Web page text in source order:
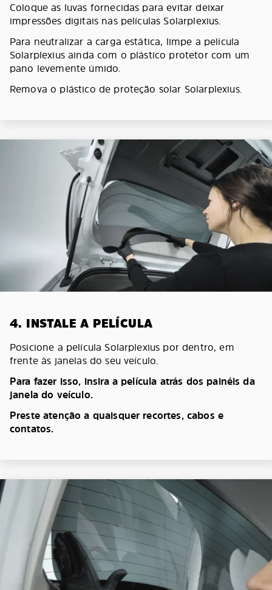
Coloque as luvas fornecidas para evitar deixar
impressões digitais nas películas Solarplexius.
Para neutralizar a carga estática, limpe a película
Solarplexius ainda com o plástico protetor com um
pano levemente úmido.
Remova o plástico de proteção solar Solarplexius.
4. INSTALE A PELÍCULA
Posicione a película Solarplexius por dentro, em
frente às janelas do seu veículo.
Para fazer isso, insira a película atrás dos painéis da
janela do veículo.
Preste atenção a quaisquer recortes, cabos e
contatos.